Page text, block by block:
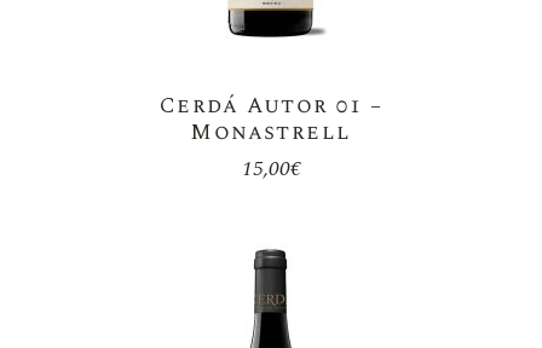
Cerdá Autor 01 –
Monastrell
15,00€